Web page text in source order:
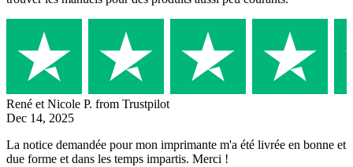
René et Nicole P. from Trustpilot
Dec 14, 2025
La notice demandée pour mon imprimante m'a été livrée en bonne et
due forme et dans les temps impartis. Merci !